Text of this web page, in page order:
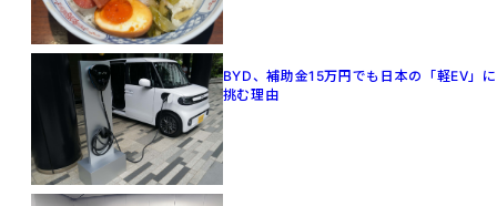
BYD、補助金15万円でも日本の「軽EV」に
挑む理由